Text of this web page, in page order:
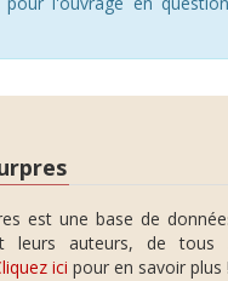
est une base de
leurs auteurs, de tous
ici pour en savoir plus !